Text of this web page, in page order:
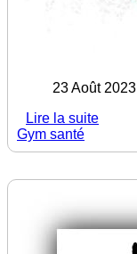
23 Août 2023
Lire la suite
Gym santé